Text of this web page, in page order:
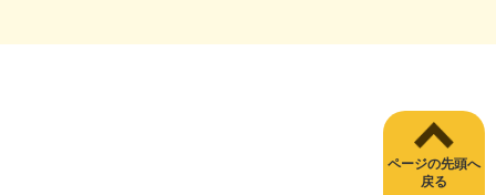
ページの先頭へ
戻る